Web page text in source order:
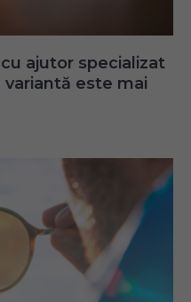
ajutor specializat
este mai